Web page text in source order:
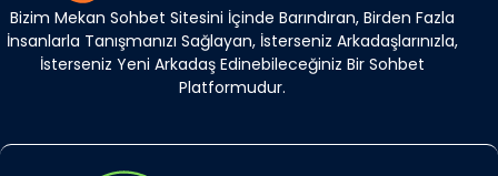
Bizim Mekan Sohbet Sitesini İçinde Barındıran, Birden Fazla
İnsanlarla Tanışmanızı Sağlayan, İsterseniz Arkadaşlarınızla,
İsterseniz Yeni Arkadaş Edinebileceğiniz Bir Sohbet
Platformudur.